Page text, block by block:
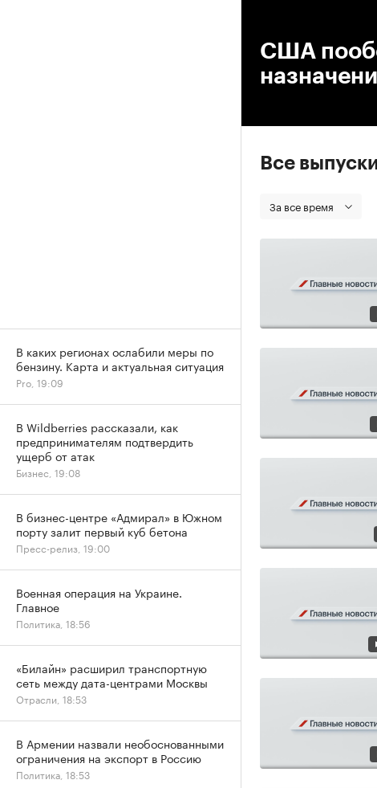
США
Все
За все время
В каких регионах ослабили меры по
бензину. Карта и актуальная ситуация
Pro, 19:09
В Wildberries рассказали, как
предпринимателям подтвердить
ущерб от атак
Бизнес, 19:08
В бизнес-центре «Адмирал» в Южном
порту залит первый куб бетона
Пресс-релиз, 19:00
Военная операция на Украине.
Главное
Политика, 18:56
«Билайн» расширил транспортную
сеть между дата-центрами Москвы
Отрасли, 18:53
В Армении назвали необоснованными
ограничения на экспорт в Россию
Политика, 18:53